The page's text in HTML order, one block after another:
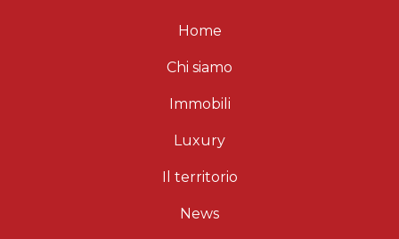
Home
Chi siamo
Immobili
Luxury
Il territorio
News